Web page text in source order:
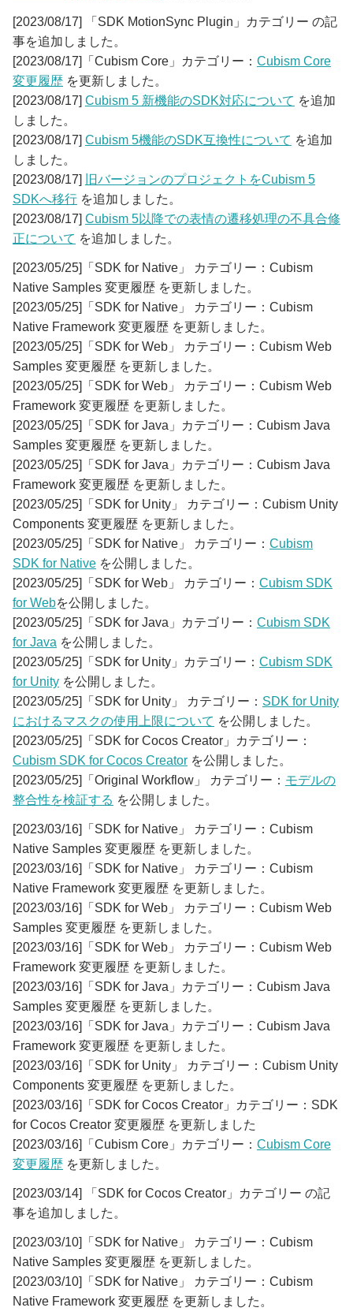
[2023/08/17] 「SDK MotionSync Plugin」カテゴリー の記
事を追加しました。
[2023/08/17]「Cubism Core」カテゴリー： Cubism Core
変更履歴 を更新しました。
[2023/08/17] Cubism 5 新機能のSDK対応について を追加
しました。
[2023/08/17] Cubism 5機能のSDK互換性について を追加
しました。
[2023/08/17]
旧バージョンのプロジェクトをCubism 5
SDKへ移行 を追加しました。
[2023/08/17] Cubism 5以降での表情の遷移処理の不具合修
正について を追加しました。
[2023/05/25]「SDK for Native」 カテゴリー：Cubism
Native Samples 変更履歴 を更新しました。
[2023/05/25]「SDK for Native」 カテゴリー：Cubism
Native Framework 変更履歴 を更新しました。
[2023/05/25]「SDK for Web」 カテゴリー：Cubism Web
Samples 変更履歴 を更新しました。
[2023/05/25]「SDK for Web」 カテゴリー：Cubism Web
Framework 変更履歴 を更新しました。
[2023/05/25]「SDK for Java」カテゴリー：Cubism Java
Samples 変更履歴 を更新しました。
[2023/05/25]「SDK for Java」カテゴリー：Cubism Java
Framework 変更履歴 を更新しました。
[2023/05/25]「SDK for Unity」 カテゴリー：Cubism Unity
Components 変更履歴 を更新しました。
[2023/05/25]「SDK for Native」 カテゴリー： Cubism
SDK for Native を公開しました。
[2023/05/25]「SDK for Web」 カテゴリー： Cubism SDK
for Webを公開しました。
[2023/05/25]「SDK for Java」カテゴリー： Cubism SDK
for Java を公開しました。
[2023/05/25]「SDK for Unity」カテゴリー： Cubism SDK
for Unity を公開しました。
[2023/05/25]「SDK for Unity」 カテゴリー： SDK for Unity
におけるマスクの使用上限について を公開しました。
[2023/05/25]「SDK for Cocos Creator」カテゴリー：
Cubism SDK for Cocos Creator を公開しました。
[2023/05/25]「Original Workflow」 カテゴリー： モデルの
整合性を検証する を公開しました。
[2023/03/16]「SDK for Native」 カテゴリー：Cubism
Native Samples 変更履歴 を更新しました。
[2023/03/16]「SDK for Native」 カテゴリー：Cubism
Native Framework 変更履歴 を更新しました。
[2023/03/16]「SDK for Web」 カテゴリー：Cubism Web
Samples 変更履歴 を更新しました。
[2023/03/16]「SDK for Web」 カテゴリー：Cubism Web
Framework 変更履歴 を更新しました。
[2023/03/16]「SDK for Java」カテゴリー：Cubism Java
Samples 変更履歴 を更新しました。
[2023/03/16]「SDK for Java」カテゴリー：Cubism Java
Framework 変更履歴 を更新しました。
[2023/03/16]「SDK for Unity」 カテゴリー：Cubism Unity
Components 変更履歴 を更新しました。
[2023/03/16]「SDK for Cocos Creator」カテゴリー：SDK
for Cocos Creator 変更履歴 を更新しました
[2023/03/16]「Cubism Core」カテゴリー： Cubism Core
変更履歴 を更新しました。
[2023/03/14] 「SDK for Cocos Creator」カテゴリー の記
事を追加しました。
[2023/03/10]「SDK for Native」 カテゴリー：Cubism
Native Samples 変更履歴 を更新しました。
[2023/03/10]「SDK for Native」 カテゴリー：Cubism
Native Framework 変更履歴 を更新しました。